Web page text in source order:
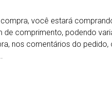
você estará
comprimento, podendo
nos comentários do